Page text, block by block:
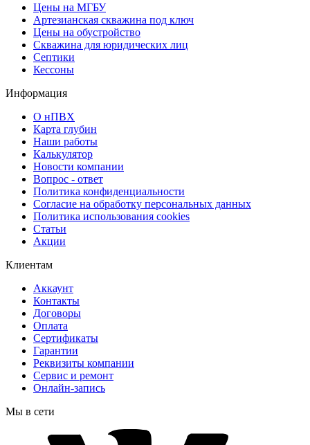
Цены на МГБУ
Артезианская скважина под ключ
Цены на обустройство
Скважина для юридических лиц
Септики
Кессоны
Информация
О нПВХ
Карта глубин
Наши работы
Калькулятор
Новости компании
Вопрос - ответ
Политика конфиденциальности
Согласие на обработку персональных данных
Политика использования cookies
Статьи
Акции
Клиентам
Аккаунт
Контакты
Договоры
Оплата
Сертификаты
Гарантии
Реквизиты компании
Сервис и ремонт
Онлайн-запись
Мы в сети